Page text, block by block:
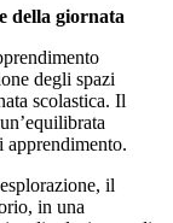
della giornata
degli spazi
scolastica. Il
apprendimento.
il
in una